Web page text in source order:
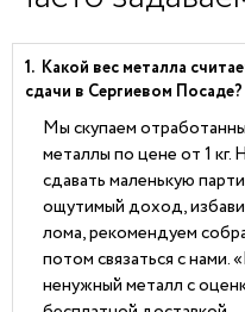
Какой вес металла
сдачи в Сергиевом Посаде?
Мы скупаем
металлы по цене от 1 кг.
сдавать маленькую
ощутимый доход,
лома, рекомендуем
потом связаться с нами.
ненужный металл с